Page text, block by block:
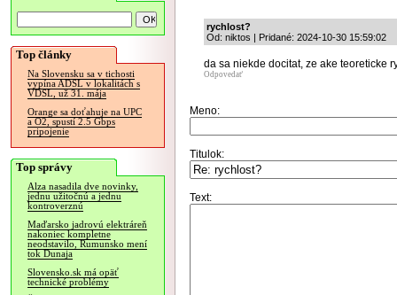
Top články
Na Slovensku sa v tichosti
vypína ADSL v lokalitách s
VDSL, už 31. mája
Orange sa doťahuje na UPC
a O2, spustí 2.5 Gbps
pripojenie
Top správy
Alza nasadila dve novinky,
jednu užitočnú a jednu
kontroverznú
Maďarsko jadrovú elektráreň
nakoniec kompletne
neodstavilo, Rumunsko mení
tok Dunaja
Slovensko.sk má opäť
technické problémy
rychlost?
Od: niktos | Pridané: 2024-10-30 15:59:02
da sa niekde docitat, ze ake teoreticke
Odpovedať
Meno:
Titulok:
Text: